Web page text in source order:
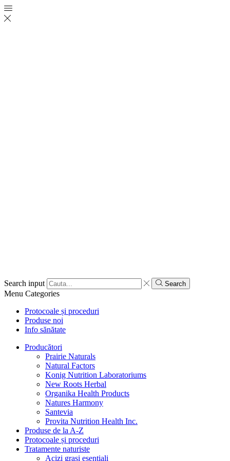
Search input Search
Menu Categories
Protocoale și proceduri
Produse noi
Info sănătate
Producători
Prairie Naturals
Natural Factors
Konig Nutrition Laboratoriums
New Roots Herbal
Organika Health Products
Natures Harmony
Santevia
Provita Nutrition Health Inc.
Produse de la A-Z
Protocoale și proceduri
Tratamente naturiste
Acizi grași esențiali